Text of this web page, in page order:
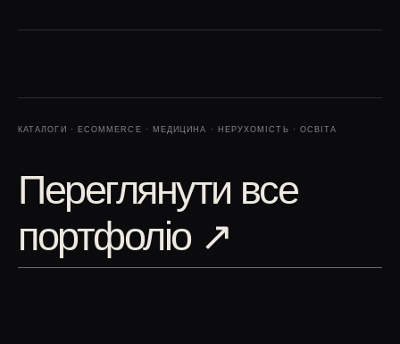
КАТАЛОГИ · ECOMMERCE · МЕДИЦИНА · НЕРУХОМІСТЬ · ОСВІТА
Переглянути все
портфоліо ↗︎